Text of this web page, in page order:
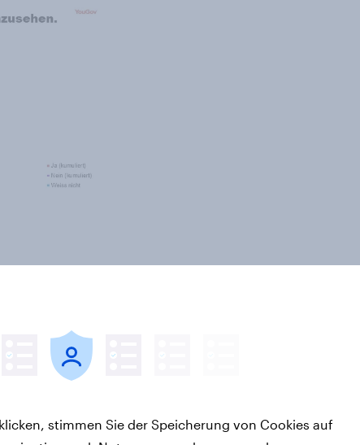
ist jedes
sind der
und ihrem
nach
der
stimmen Sie der Speicherung von Cookies auf